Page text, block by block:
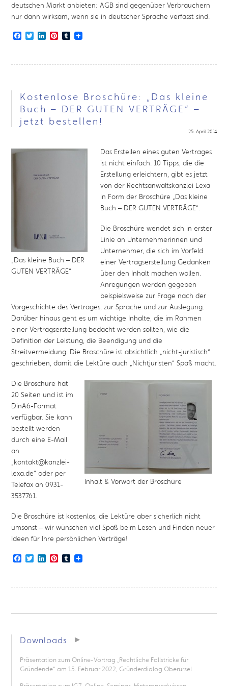
deutschen Markt anbieten: AGB sind gegenüber Verbrauchern
nur dann wirksam, wenn sie in deutscher Sprache verfasst sind.
Facebook
TwitterLinkedIn
Pinterest
Tumblr
Kostenlose Broschüre: „Das kleine
Buch – DER GUTEN VERTRÄGE“ –
jetzt bestellen!
25. April 2014
„Das kleine Buch – DER
GUTEN VERTRÄGE“
Das Erstellen eines guten Vertrages
ist nicht einfach. 10 Tipps, die die
Erstellung erleichtern, gibt es jetzt
von der Rechtsanwaltskanzlei Lexa
in Form der Broschüre „Das kleine
Buch – DER GUTEN VERTRÄGE“.
Die Broschüre wendet sich in erster
Linie an Unternehmerinnen und
Unternehmer, die sich im Vorfeld
einer Vertragserstellung Gedanken
über den Inhalt machen wollen.
Anregungen werden gegeben
beispielsweise zur Frage nach der
Vorgeschichte des Vertrages, zur Sprache und zur Auslegung.
Darüber hinaus geht es um wichtige Inhalte, die im Rahmen
einer Vertragserstellung bedacht werden sollten, wie die
Definition der Leistung, die Beendigung und die
Streitvermeidung. Die Broschüre ist absichtlich „nicht-juristisch“
geschrieben, damit die Lektüre auch „Nichtjuristen“ Spaß macht.
Inhalt & Vorwort der Broschüre
Die Broschüre hat
20 Seiten und ist im
DinA6-Format
verfügbar. Sie kann
bestellt werden
durch eine E-Mail
an
„kontakt@kanzlei-
lexa.de“ oder per
Telefax an 0931-
3537761.
Die Broschüre ist kostenlos, die Lektüre aber sicherlich nicht
umsonst – wir wünschen viel Spaß beim Lesen und Finden neuer
Ideen für Ihre persönlichen Verträge!
Facebook
TwitterLinkedIn
Pinterest
Tumblr
Downloads
Präsentation zum Online-Vortrag „Rechtliche Fallstricke für
Gründende“ am 15. Februar 2022, Gründerdialog Oberursel